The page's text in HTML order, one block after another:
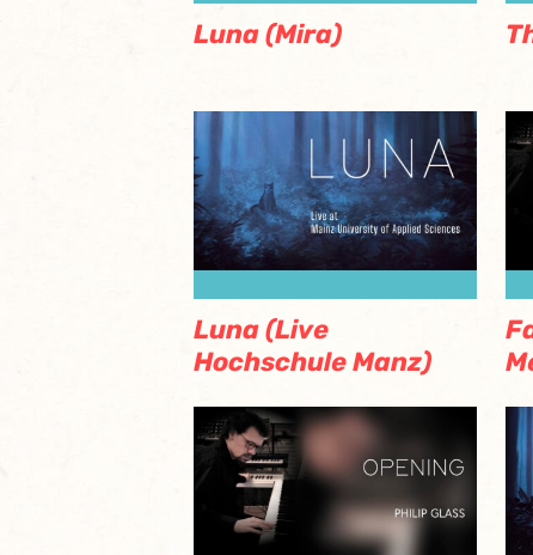
Luna (Mira)
Luna (Live
Hochschule Manz)